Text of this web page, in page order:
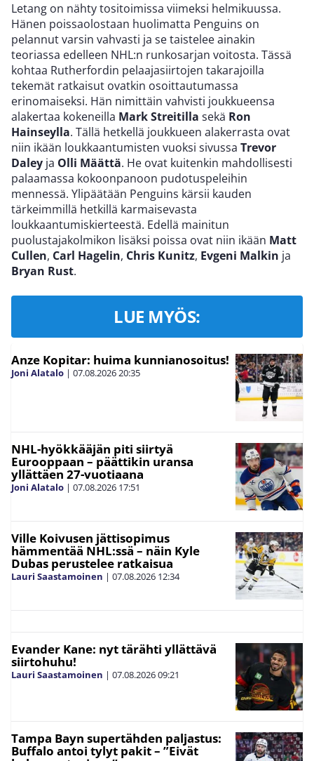
Letang on nähty tositoimissa viimeksi helmikuussa.
Hänen poissaolostaan huolimatta Penguins on
pelannut varsin vahvasti ja se taistelee ainakin
teoriassa edelleen NHL:n runkosarjan voitosta. Tässä
kohtaa Rutherfordin pelaajasiirtojen takarajoilla
tekemät ratkaisut ovatkin osoittautumassa
erinomaiseksi. Hän nimittäin vahvisti joukkueensa
alakertaa kokeneilla Mark Streitilla sekä Ron
Hainseylla. Tällä hetkellä joukkueen alakerrasta ovat
niin ikään loukkaantumisten vuoksi sivussa Trevor
Daley ja Olli Määttä. He ovat kuitenkin mahdollisesti
palaamassa kokoonpanoon pudotuspeleihin
mennessä. Ylipäätään Penguins kärsii kauden
tärkeimmillä hetkillä karmaisevasta
loukkaantumiskierteestä. Edellä mainitun
puolustajakolmikon lisäksi poissa ovat niin ikään Matt
Cullen, Carl Hagelin, Chris Kunitz, Evgeni Malkin ja
Bryan Rust.
LUE MYÖS:
Anze Kopitar: huima kunnianosoitus!
Joni Alatalo | 07.08.202620:35
NHL-hyökkääjän piti siirtyä
Eurooppaan – päättikin uransa
yllättäen 27-vuotiaana
Joni Alatalo | 07.08.2026 17:51
Ville Koivusen jättisopimus
hämmentää NHL:ssä – näin Kyle
Dubas perustelee ratkaisua
Lauri Saastamoinen | 07.08.2026 12:34
Evander Kane: nyt tärähti yllättävä
siirtohuhu!
Lauri Saastamoinen | 07.08.202609:21
Tampa Bayn supertähden paljastus:
Buffalo antoi tylyt pakit – ”Eivät